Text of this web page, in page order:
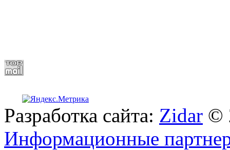
Разработка сайта: Zidar ©
Информационные